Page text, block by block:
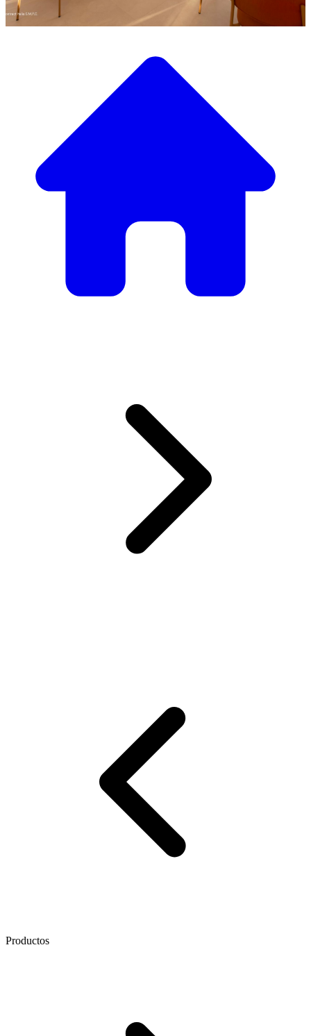
Descubre nuestra amplia selección de mobiliario de diseño
Nuestro Catálogo de
Mobiliario
lujo, tenemos todo lo necesario para crear el ambiente
Productos